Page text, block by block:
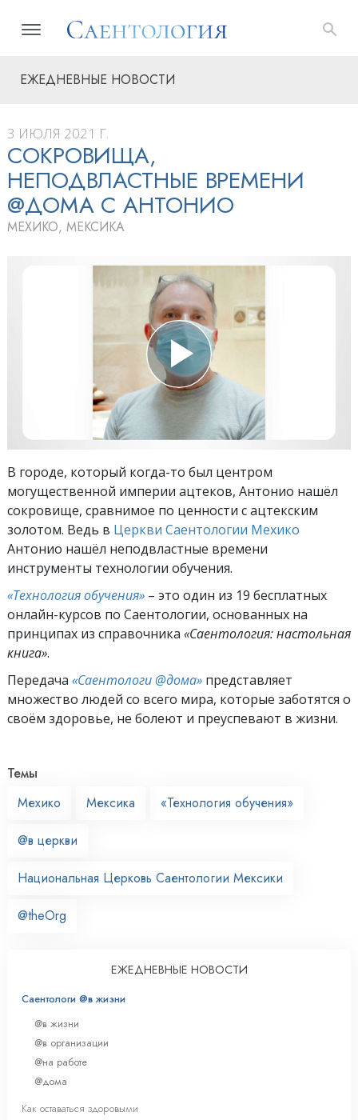
ЕЖЕДНЕВНЫЕ НОВОСТИ
3 ИЮЛЯ 2021 Г.
СОКРОВИЩА,
НЕПОДВЛАСТНЫЕ ВРЕМЕНИ
@ДОМА С АНТОНИО
МЕХИКО, МЕКСИКА
В городе, который когда-то был центром
могущественной империи ацтеков, Антонио нашёл
сокровище, сравнимое по ценности с ацтекским
золотом. Ведь в Церкви Саентологии Мехико
Антонио нашёл неподвластные времени
инструменты технологии обучения.
«Технология обучения» – это один из 19 бесплатных
онлайн-курсов по Саентологии, основанных на
принципах из справочника «Саентология: настольная
книга».
Передача «Саентологи @дома» представляет
множество людей со всего мира, которые заботятся о
своём здоровье, не болеют и преуспевают в жизни.
Темы
Мехико
Мексика «Технология обучения»
@в церкви
Национальная Церковь Саентологии Мексики
@theOrg
ЕЖЕДНЕВНЫЕ НОВОСТИ
Саентологи @в жизни
@в жизни
@в организации
@на работе
@дома
Как оставаться здоровыми